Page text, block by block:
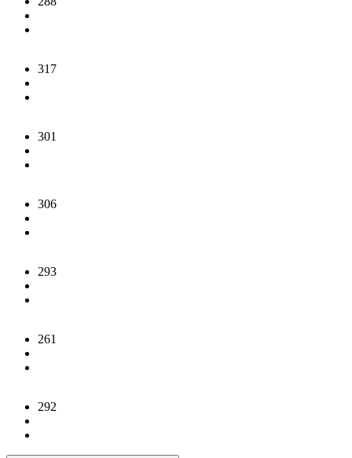
317
301
306
293
261
292